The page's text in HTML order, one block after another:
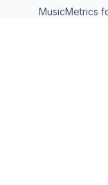
MusicMetrics